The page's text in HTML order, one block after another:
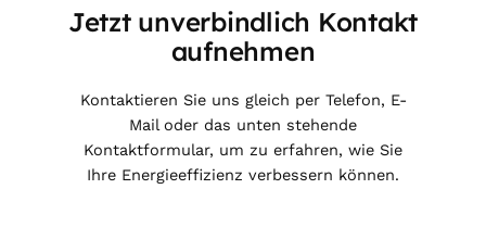
Jetzt unverbindlich Kontakt
aufnehmen
Kontaktieren Sie uns gleich per Telefon, E-
Mail oder das unten stehende
Kontaktformular, um zu erfahren, wie Sie
Ihre Energieeffizienz verbessern können.